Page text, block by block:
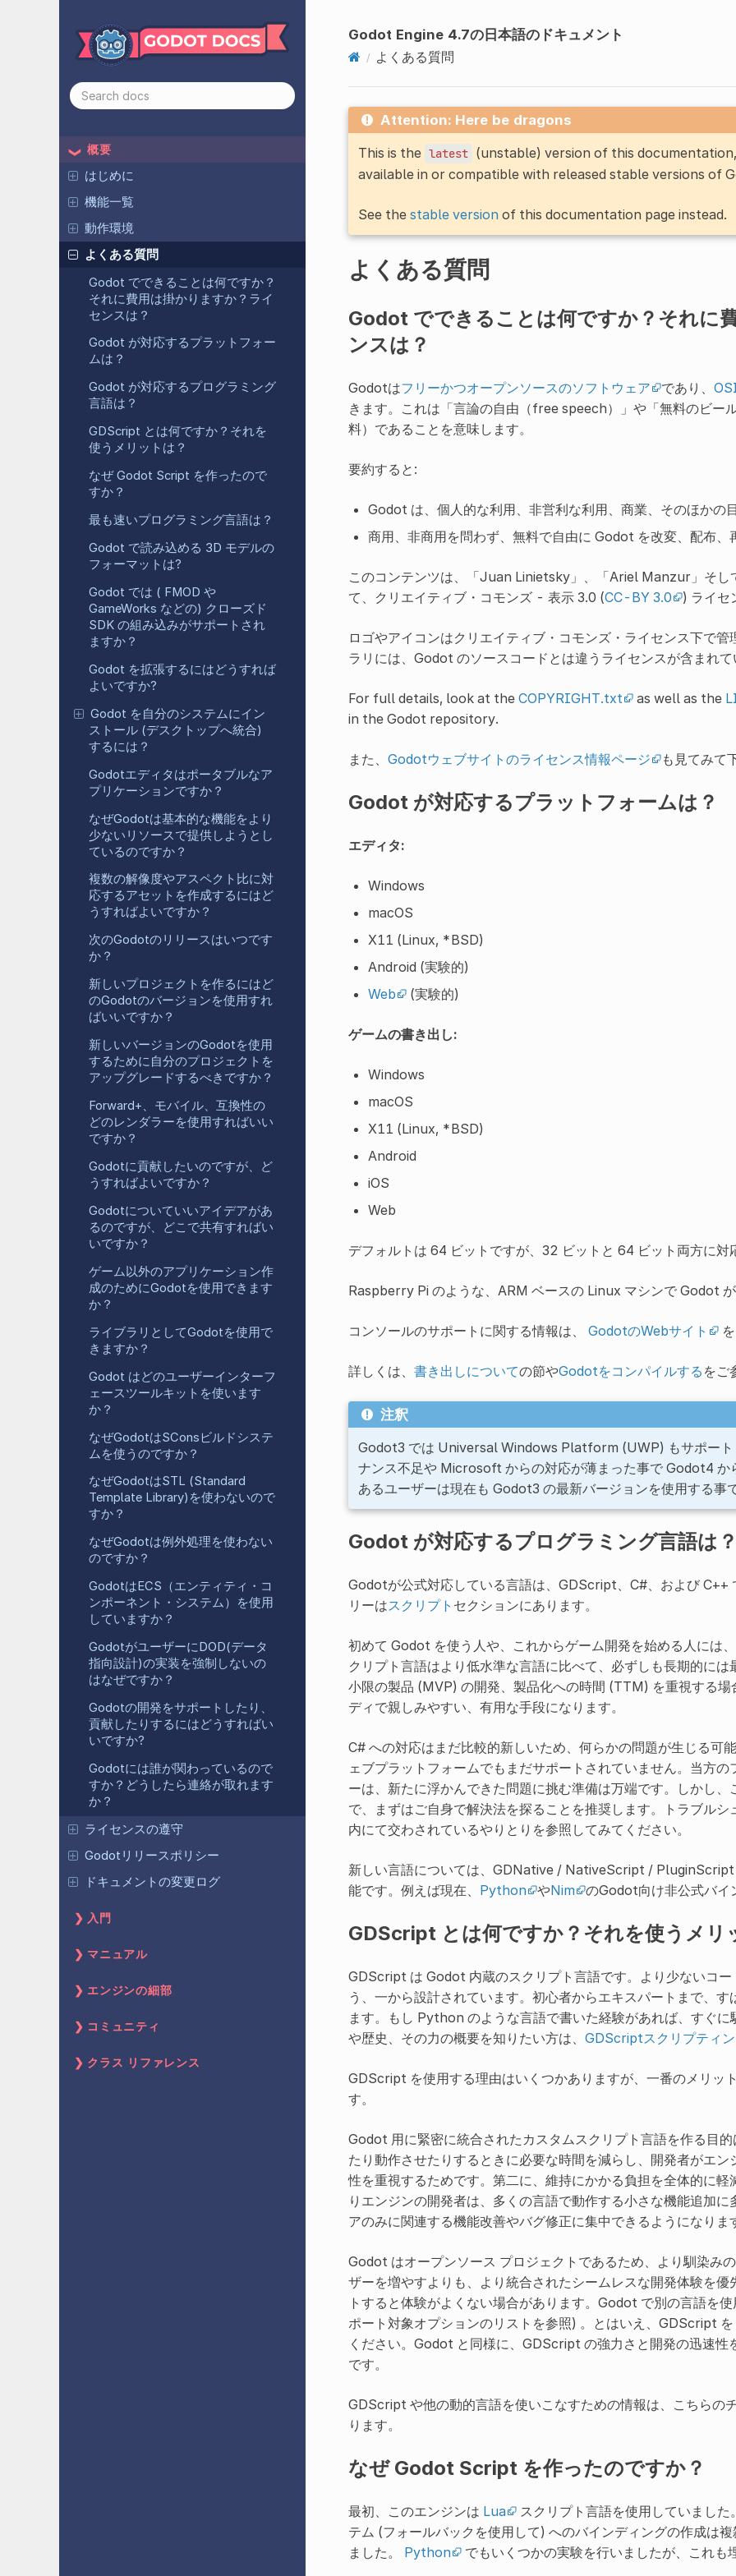
概要
はじめに
機能一覧
動作環境
よくある質問
Godot でできることは何ですか？
それに費用は掛かりますか？ライ
センスは？
Godot が対応するプラットフォー
ムは？
Godot が対応するプログラミング
言語は？
GDScript とは何ですか？それを
使うメリットは？
なぜ Godot Script を作ったので
すか？
最も速いプログラミング言語は？
Godot で読み込める 3D モデルの
フォーマットは?
Godot では ( FMOD や
GameWorks などの) クローズド
SDK の組み込みがサポートされ
ますか？
Godot を拡張するにはどうすれば
よいですか?
Godot を自分のシステムにイン
ストール (デスクトップへ統合)
するには？
Godotエディタはポータブルなア
プリケーションですか？
なぜGodotは基本的な機能をより
少ないリソースで提供しようとし
ているのですか？
複数の解像度やアスペクト比に対
応するアセットを作成するにはど
うすればよいですか？
次のGodotのリリースはいつです
か？
新しいプロジェクトを作るにはど
のGodotのバージョンを使用すれ
ばいいですか？
新しいバージョンのGodotを使用
するために自分のプロジェクトを
アップグレードするべきですか？
Forward+、モバイル、互換性の
どのレンダラーを使用すればいい
ですか？
Godotに貢献したいのですが、ど
うすればよいですか？
Godotについていいアイデアがあ
るのですが、どこで共有すればい
いですか？
ゲーム以外のアプリケーション作
成のためにGodotを使用できます
か？
ライブラリとしてGodotを使用で
きますか？
Godot はどのユーザーインターフ
ェースツールキットを使います
か？
なぜGodotはSConsビルドシステ
ムを使うのですか？
なぜGodotはSTL (Standard
Template Library)を使わないので
すか？
なぜGodotは例外処理を使わない
のですか？
GodotはECS（エンティティ・コ
ンポーネント・システム）を使用
していますか？
GodotがユーザーにDOD(データ
指向設計)の実装を強制しないの
はなぜですか？
Godotの開発をサポートしたり、
貢献したりするにはどうすればい
いですか?
Godotには誰が関わっているので
すか？どうしたら連絡が取れます
か？
ライセンスの遵守
Godotリリースポリシー
ドキュメントの変更ログ
入門
マニュアル
エンジンの細部
コミュニティ
クラス リファレンス
Godot Engine 4.7の日本語のドキュメント
よくある質問
Attention: Here be dragons
This is the latest (unstable) version of this
available in or compatible with released stable versions of
See the stable versionof this documentation page instead.
よくある質問
Godot でできることは何ですか？それに
ンスは？
Godotはフリーかつオープンソースのソフトウェア であり、
きます。これは「言論の自由（free speech）」や「無料のビー
料）であることを意味します。
要約すると:
Godot は、個人的な利用、非営利な利用、商業、そのほかの
商用、非商用を問わず、無料で自由に Godot を改変、配布、
このコンテンツは、「Juan Linietsky」、「Ariel Manzur」そし
て、クリエイティブ・コモンズ - 表示 3.0 (CC-BY 3.0 ) ライセ
ロゴやアイコンはクリエイティブ・コモンズ・ライセンス下で
ラリには、Godot のソースコードとは違うライセンスが含まれ
For full details, look at the COPYRIGHT.txt as well as the
in the Godot repository.
また、 Godotウェブサイトのライセンス情報ページ も見てみて
Godot が対応するプラットフォームは？
エディタ:
Windows
macOS
X11 (Linux, *BSD)
Android (実験的)
Web
(実験的)
ゲームの書き出し:
Windows
macOS
X11 (Linux, *BSD)
Android
iOS
Web
デフォルトは 64 ビットですが、32 ビットと 64 ビット両方に対
Raspberry Pi のような、ARM ベースの Linux マシンで Godot
コンソールのサポートに関する情報は、 GodotのWebサイト を
詳しくは、 書き出しについての節やGodotをコンパイルする をご
注釈
Godot3 では Universal Windows Platform (UWP) もサポート
ナンス不足や Microsoft からの対応が薄まった事で Godot4 か
あるユーザーは現在も Godot3 の最新バージョンを使用する事
Godot が対応するプログラミング言語は
Godotが公式対応している言語は、GDScript、C#、および C++
リーはスクリプト セクションにあります。
初めて Godot を使う人や、これからゲーム開発を始める人には
クリプト言語はより低水準な言語に比べて、必ずしも長期的に
小限の製品 (MVP) の開発、製品化への時間 (TTM) を重視する
ディで親しみやすい、有用な手段になります。
C# への対応はまだ比較的新しいため、何らかの問題が生じる可
ェブプラットフォームでもまだサポートされていません。当方
ーは、新たに浮かんできた問題に挑む準備は万端です。しかし
で、まずはご自身で解決法を探ることを推奨します。トラブル
内にて交わされているやりとりを参照してみてください。
新しい言語については、GDNative / NativeScript / PluginScript
能です。例えば現在、 Python やNim のGodot向け非公式バイ
GDScript とは何ですか？それを使うメリ
GDScript は Godot 内蔵のスクリプト言語です。より少ないコ
う、一から設計されています。初心者からエキスパートまで、
ます。もし Python のような言語で書いた経験があれば、すぐ
や歴史、その力の概要を知りたい方は、 GDScriptスクリプティ
GDScript を使用する理由はいくつかありますが、一番のメリッ
す。
Godot 用に緊密に統合されたカスタムスクリプト言語を作る目
たり動作させたりするときに必要な時間を減らし、開発者がエ
性を重視するためです。第二に、維持にかかる負担を全体的に
りエンジンの開発者は、多くの言語で動作する小さな機能追加
アのみに関連する機能改善やバグ修正に集中できるようになりま
Godot はオープンソース プロジェクトであるため、より馴染み
ザーを増やすよりも、より統合されたシームレスな開発体験を
トすると体験がよくない場合があります。Godot で別の言語を
ポート対象オプションのリストを参照) 。とはいえ、GDScript
ください。Godot と同様に、GDScript の強力さと開発の迅速性
です。
GDScript や他の動的言語を使いこなすための情報は、こちらの
ります。
なぜ Godot Script を作ったのですか？
最初、このエンジンは Lua
スクリプト言語を使用していまし
テム (フォールバックを使用して) へのバインディングの作成は
ました。 Python でもいくつかの実験を行いましたが、これも